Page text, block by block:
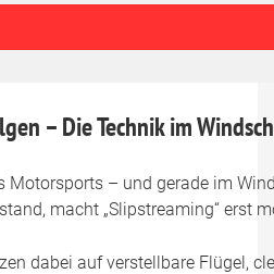
– Die Technik im
Motorsports – und gerade im
macht „Slipstreaming“ erst
dabei auf verstellbare Flügel,